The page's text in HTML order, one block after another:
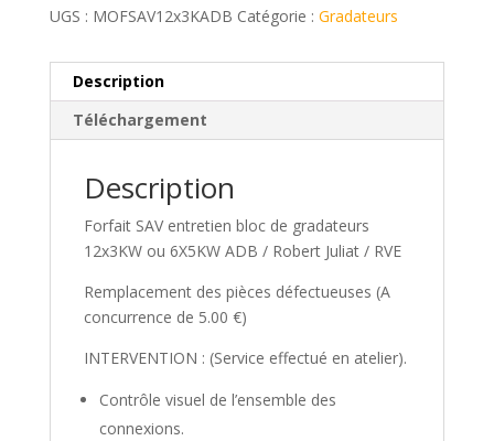
UGS : MOFSAV12x3KADB Catégorie : Gradateurs
Description
Téléchargement
Description
Forfait SAV entretien bloc de gradateurs
12x3KW ou 6X5KW ADB / Robert Juliat / RVE
Remplacement des pièces défectueuses (A
concurrence de 5.00 €)
INTERVENTION : (Service effectué en atelier).
Contrôle visuel de l’ensemble des
connexions.